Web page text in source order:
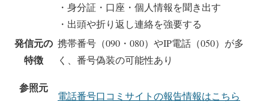
・身分証・口座・個人情報を聞き出す
・出頭や折り返し連絡を強要する
発信元の
特徴
携帯番号（090・080）やIP電話（050）が多
く、番号偽装の可能性あり
参照元
電話番号口コミサイトの報告情報はこちら